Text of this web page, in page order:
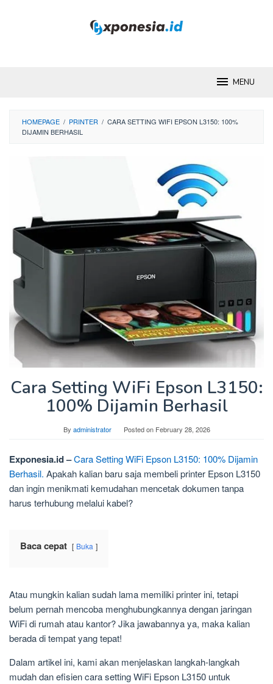
MENU
HOMEPAGE / PRINTER / CARA SETTING WIFI EPSON L3150: 100%
DIJAMIN BERHASIL
Cara Setting WiFi Epson L3150:
100% Dijamin Berhasil
By administrator Posted on February 28, 2026
Exponesia.id –Cara Setting WiFi Epson L3150: 100% Dijamin
Berhasil. Apakah kalian baru saja membeli printer Epson L3150
dan ingin menikmati kemudahan mencetak dokumen tanpa
harus terhubung melalui kabel?
Baca cepat Buka
Atau mungkin kalian sudah lama memiliki printer ini, tetapi
belum pernah mencoba menghubungkannya dengan jaringan
WiFi di rumah atau kantor? Jika jawabannya ya, maka kalian
berada di tempat yang tepat!
Dalam artikel ini, kami akan menjelaskan langkah-langkah
mudah dan efisien cara setting WiFi Epson L3150 untuk